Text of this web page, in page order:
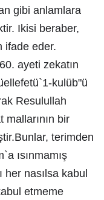
gibi anlamlara
Ikisi beraber,
ifade eder.
ayeti zekatın
kulüb"ü
Resulullah
bir
terimden
ısınmamış
her nasılsa kabul
etmeme